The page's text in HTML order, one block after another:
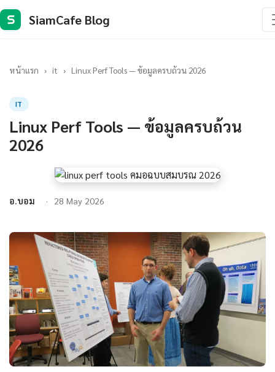
S SiamCafe Blog
หน้าแรก › it › Linux Perf Tools — ข้อมูลครบถ้วน 2026
IT
Linux Perf Tools — ข้อมูลครบถ้วน
2026
อ.บอม 28 May 2026